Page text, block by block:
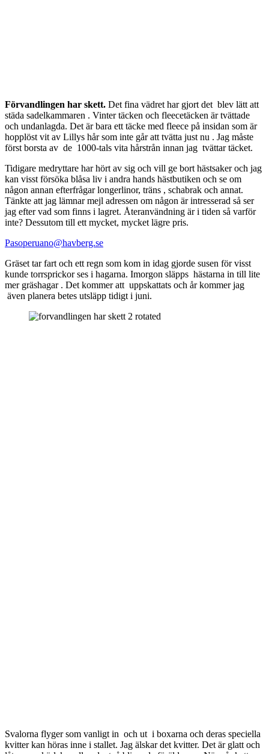
Förvandlingen har skett. Det fina vädret har gjort det blev lätt att
städa sadelkammaren . Vinter täcken och fleecetäcken är tvättade
och undanlagda. Det är bara ett täcke med fleece på insidan som är
hopplöst vit av Lillys hår som inte går att tvätta just nu . Jag måste
först borsta av de 1000-tals vita hårstrån innan jag tvättar täcket.
Tidigare medryttare har hört av sig och vill ge bort hästsaker och jag
kan visst försöka blåsa liv i andra hands hästbutiken och se om
någon annan efterfrågar longerlinor, träns , schabrak och annat.
Tänkte att jag lämnar mejl adressen om någon är intresserad så ser
jag efter vad som finns i lagret. Återanvändning är i tiden så varför
inte? Dessutom till ett mycket, mycket lägre pris.
Pasoperuano@havberg.se
Gräset tar fart och ett regn som kom in idag gjorde susen för visst
kunde torrsprickor ses i hagarna. Imorgon släpps hästarna in till lite
mer gräshagar . Det kommer att uppskattats och år kommer jag
även planera betes utsläpp tidigt i juni.
Svalorna flyger som vanligt in och ut i boxarna och deras speciella
kvitter kan höras inne i stallet. Jag älskar det kvitter. Det är glatt och